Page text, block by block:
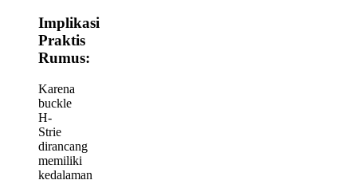
Implikasi
Praktis
Rumus:
Karena
buckle
H-
Strie
dirancang
memiliki
kedalaman